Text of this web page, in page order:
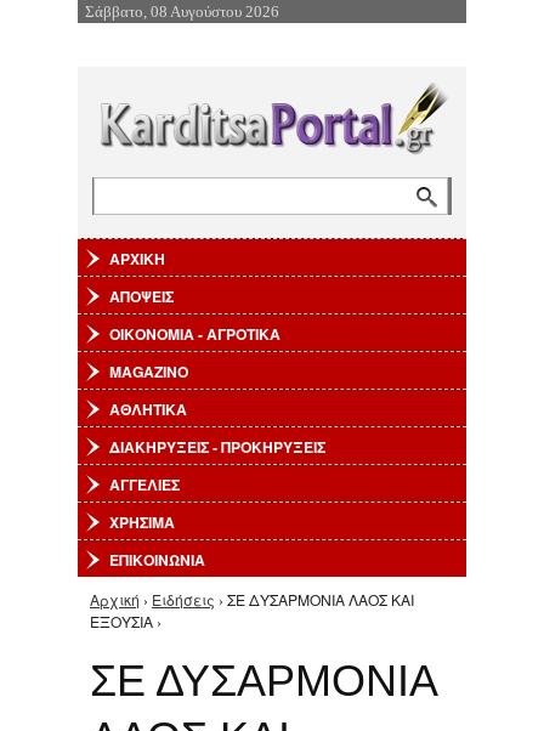
Επιστροφή στην Πλοήγηση
Σάββατο, 08 Αυγούστου 2026
ΑΡΧΙΚΗ
ΑΠΟΨΕΙΣ
ΟΙΚΟΝΟΜΙΑ - ΑΓΡΟΤΙΚΑ
MAGAZINO
ΑΘΛΗΤΙΚΑ
ΔΙΑΚΗΡΥΞΕΙΣ - ΠΡΟΚΗΡΥΞΕΙΣ
ΑΓΓΕΛΙΕΣ
ΧΡΗΣΙΜΑ
ΕΠΙΚΟΙΝΩΝΙΑ
Είστε εδώ
Αρχική › Ειδήσεις › ΣΕ ΔΥΣΑΡΜΟΝΙΑ ΛΑΟΣ ΚΑΙ
ΕΞΟΥΣΙΑ ›
ΣΕ ΔΥΣΑΡΜΟΝΙΑ